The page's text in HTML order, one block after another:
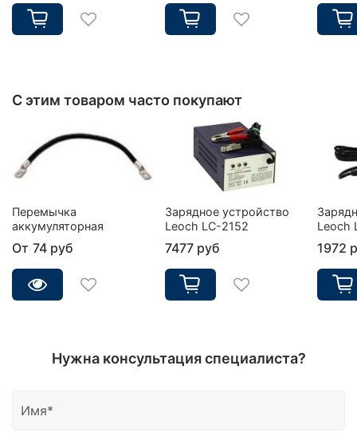
С этим товаром часто покупают
Перемычка
аккумуляторная
От 74 руб
Зарядное устройство
Leoch LC-2152
7477 руб
Leoch
1972
Нужна консультация специалиста?